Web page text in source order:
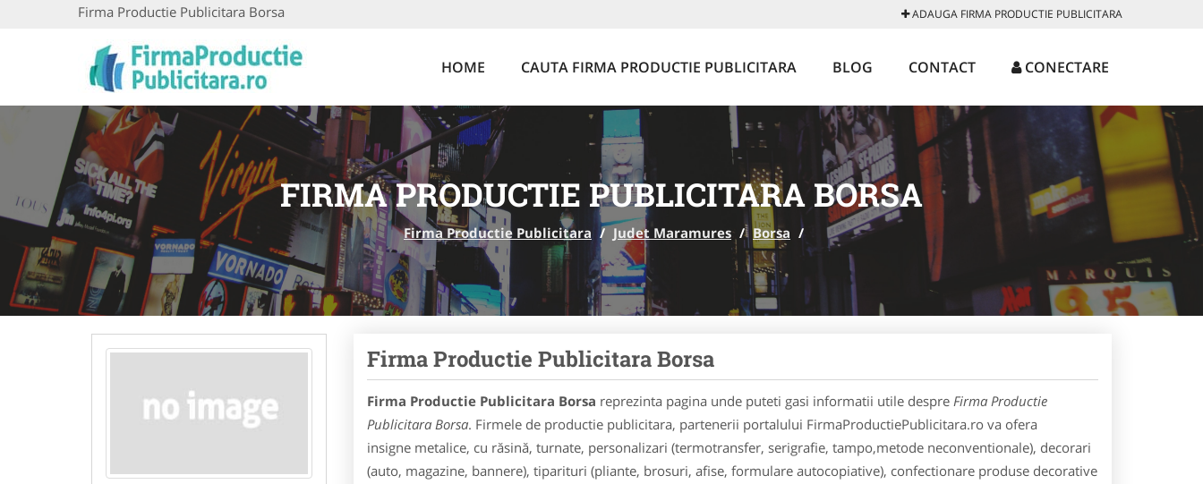
Firma Productie Publicitara Borsa ADAUGA FIRMA PRODUCTIE PUBLICITARA
HOME CAUTA FIRMA PRODUCTIE PUBLICITARA BLOG CONTACT CONECTARE
FIRMA PRODUCTIE PUBLICITARA BORSA
Firma Productie Publicitara / Judet Maramures / Borsa /
Firma Productie Publicitara Borsa
Firma Productie Publicitara Borsa reprezinta pagina unde puteti gasi informatii utile despre Firma Productie
Publicitara Borsa. Firmele de productie publicitara, partenerii portalului FirmaProductiePublicitara.ro va ofera
insigne metalice, cu răsină, turnate, personalizari (termotransfer, serigrafie, tampo,metode neconventionale), decorari
(auto, magazine, bannere), tiparituri (pliante, brosuri, afise, formulare autocopiative), confectionare produse decorative